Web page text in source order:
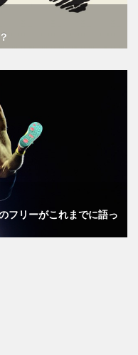
フリーがこれまでに語っ